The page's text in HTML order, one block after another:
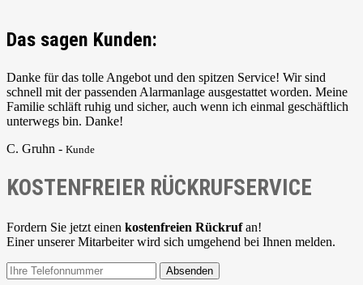
Das sagen Kunden:
Danke für das tolle Angebot und den spitzen Service! Wir sind
schnell mit der passenden Alarmanlage ausgestattet worden. Meine
Familie schläft ruhig und sicher, auch wenn ich einmal geschäftlich
unterwegs bin. Danke!
C. Gruhn - Kunde
KOSTENFREIER RÜCKRUFSERVICE
Fordern Sie jetzt einen kostenfreien Rückrufan!
Einer unserer Mitarbeiter wird sich umgehend bei Ihnen melden.
Absenden